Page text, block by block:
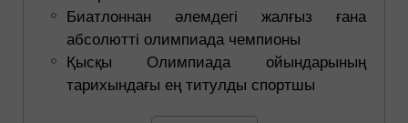
Биатлоннан әлемдегі жалғыз ғана
абсолютті олимпиада чемпионы
Қысқы Олимпиада ойындарының
тарихындағы ең титулды спортшы